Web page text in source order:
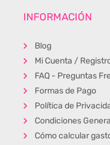
INFORMACIÓN
Blog
Mi Cuenta /
FAQ - Preguntas
Formas de Pago
Política de
Condiciones
Cómo calcular